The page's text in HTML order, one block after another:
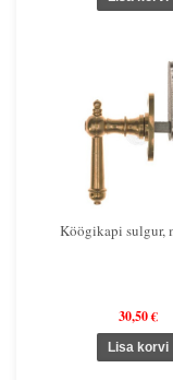
Köögikapi sulgur,
30,50 €